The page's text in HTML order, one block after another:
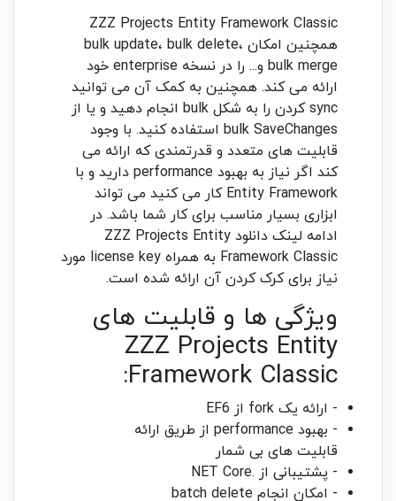
ZZZ Projects Entity Framework Classic
همچنین امکان bulk update، bulk delete،
bulk merge و... را در نسخه enterprise خود
ارائه می کند. همچنین به کمک آن می توانید
sync کردن را به شکل bulk انجام دهید و یا از
bulk SaveChanges استفاده کنید. با وجود
قابلیت های متعدد و قدرتمندی که ارائه می
کند اگر نیاز به بهبود performance دارید و با
Entity Framework کار می کنید می تواند
ابزاری بسیار مناسب برای کار شما باشد. در
ادامه لینک دانلود ZZZ Projects Entity
Framework Classic به همراه license key مورد
نیاز برای کرک کردن آن ارائه شده است.
ویژگی ها و قابلیت های
ZZZ Projects Entity
Framework Classic:
- ارائه یک fork از EF6
- بهبود performance از طریق ارائه
قابلیت های بی شمار
- پشتیبانی از .NET Core
- امکان انجام batch delete